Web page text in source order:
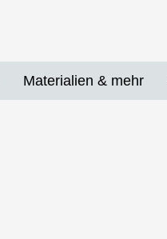
Materialien & mehr